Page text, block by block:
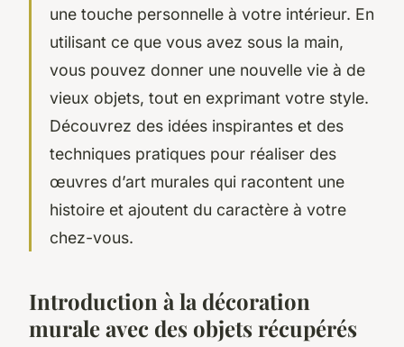
une touche personnelle à votre intérieur. En
utilisant ce que vous avez sous la main,
vous pouvez donner une nouvelle vie à de
vieux objets, tout en exprimant votre style.
Découvrez des idées inspirantes et des
techniques pratiques pour réaliser des
œuvres d’art murales qui racontent une
histoire et ajoutent du caractère à votre
chez-vous.
Introduction à la décoration
murale avec des objets récupérés